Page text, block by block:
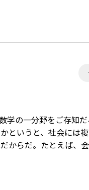
る。また旧課程の「
学の一分野をご存知
というと、社会には
からだ。たとえば、